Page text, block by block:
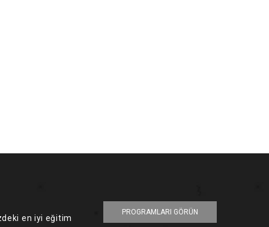
en iyi eğitim
PROGRAMLARI GÖRÜN